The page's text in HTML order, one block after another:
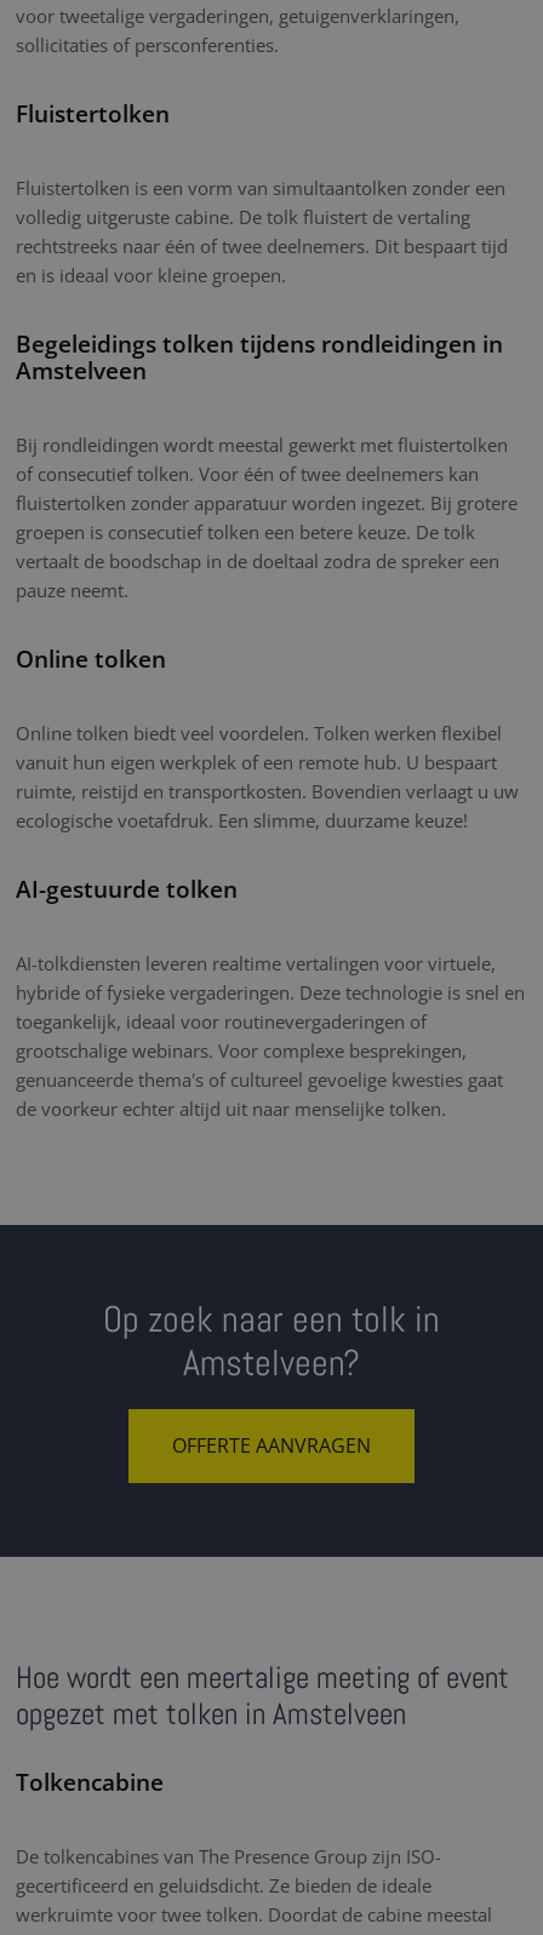
voor tweetalige vergaderingen, getuigenverklaringen,
sollicitaties of persconferenties.
Fluistertolken
Fluistertolken is een vorm van simultaantolken zonder een
volledig uitgeruste cabine. De tolk fluistert de vertaling
rechtstreeks naar één of twee deelnemers. Dit bespaart tijd
en is ideaal voor kleine groepen.
Begeleidings tolken tijdens rondleidingen in
Amstelveen
Bij rondleidingen wordt meestal gewerkt met fluistertolken
of consecutief tolken. Voor één of twee deelnemers kan
fluistertolken zonder apparatuur worden ingezet. Bij grotere
groepen is consecutief tolken een betere keuze. De tolk
vertaalt de boodschap in de doeltaal zodra de spreker een
pauze neemt.
Online tolken
Online tolken biedt veel voordelen. Tolken werken flexibel
vanuit hun eigen werkplek of een remote hub. U bespaart
ruimte, reistijd en transportkosten. Bovendien verlaagt u uw
ecologische voetafdruk. Een slimme, duurzame keuze!
AI-gestuurde tolken
AI-tolkdiensten leveren realtime vertalingen voor virtuele,
hybride of fysieke vergaderingen. Deze technologie is snel en
toegankelijk, ideaal voor routinevergaderingen of
grootschalige webinars. Voor complexe besprekingen,
genuanceerde thema's of cultureel gevoelige kwesties gaat
de voorkeur echter altijd uit naar menselijke tolken.
Op zoek naar een tolk in
Amstelveen?
OFFERTE AANVRAGEN
Hoe wordt een meertalige meeting of event
opgezet met tolken in Amstelveen
Tolkencabine
De tolkencabines van The Presence Group zijn ISO-
gecertificeerd en geluidsdicht. Ze bieden de ideale
werkruimte voor twee tolken. Doordat de cabine meestal